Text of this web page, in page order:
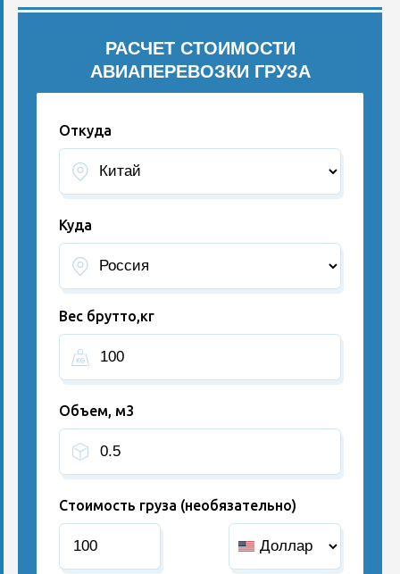
РАСЧЕТ СТОИМОСТИ
АВИАПЕРЕВОЗКИ ГРУЗА
Откуда
Куда
Вес брутто,кг
Объем, м3
Стоимость груза (необязательно)